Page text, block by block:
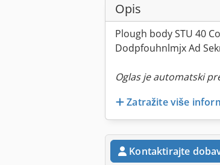
Opis
Plough body STU 40
Dodpfouhnlmjx Ad
Oglas je automatski
Zatražite više
Kontaktirajte